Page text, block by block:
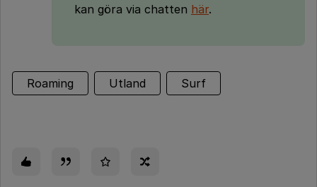
kan göra via chatten här.
Roaming Utland Surf